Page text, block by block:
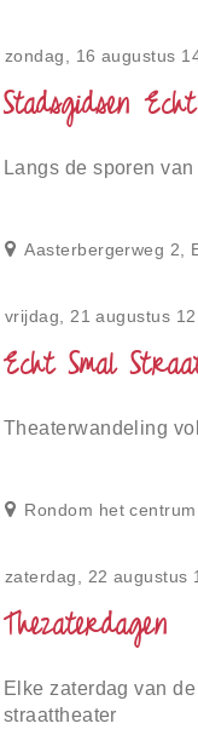
zondag, 16 augustus
Stadsgidsen Echt
Langs de sporen
Aasterbergerweg 2,
vrijdag, 21 augustus
Echt Smal
Theaterwandeling
Rondom het
zaterdag, 22 augustus
Thezaterdagen
Elke zaterdag van
straattheater